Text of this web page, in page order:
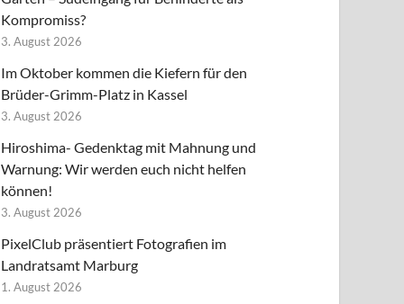
Kompromiss?
3. August 2026
Im Oktober kommen die Kiefern für den
Brüder-Grimm-Platz in Kassel
3. August 2026
Hiroshima- Gedenktag mit Mahnung und
Warnung: Wir werden euch nicht helfen
können!
3. August 2026
PixelClub präsentiert Fotografien im
Landratsamt Marburg
1. August 2026